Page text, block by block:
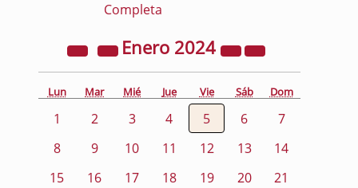
Completa
Enero 2024
Lun Mar Mié Jue Vie Sáb Dom
1 2 3 4 5 6
7
8
9 10 11 12 13
14
15
16 17 18 19 20
21